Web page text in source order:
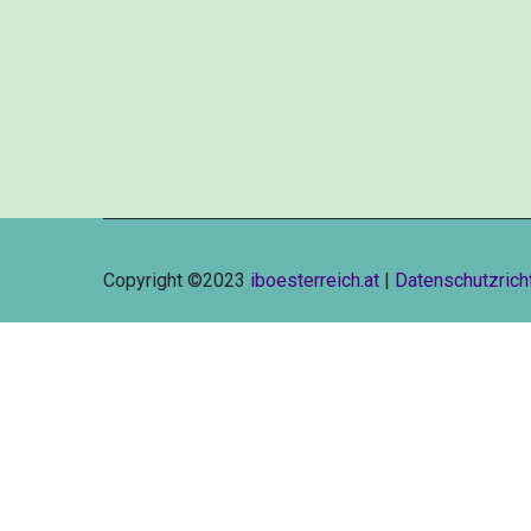
Copyright ©2023 iboesterreich.at |